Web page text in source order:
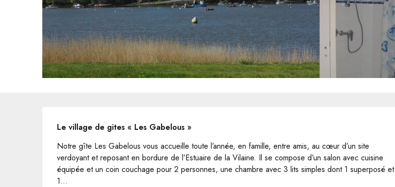
Description
Le village de gites « Les Gabelous »
Notre gîte Les Gabelous vous accueille toute l’année, en famille, entre amis, au cœur d’un site
verdoyant et reposant en bordure de l’Estuaire de la Vilaine. Il se compose d’un salon avec cuisine
équipée et un coin couchage pour 2 personnes, une chambre avec 3 lits simples dont 1 superposé et
1...